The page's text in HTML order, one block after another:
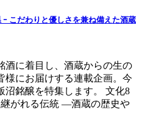
ｰ こだわりと優しさを兼ね備えた酒蔵
酒に着目し、酒蔵からの生の
様にお届けする連載企画。今
沼銘醸を特集します。 文化8
がれる伝統 ―酒蔵の歴史や